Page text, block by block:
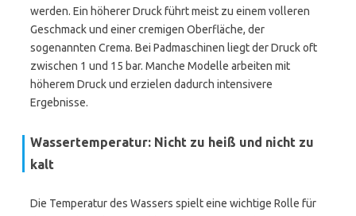
werden. Ein höherer Druck führt meist zu einem volleren
Geschmack und einer cremigen Oberfläche, der
sogenannten Crema. Bei Padmaschinen liegt der Druck oft
zwischen 1 und 15 bar. Manche Modelle arbeiten mit
höherem Druck und erzielen dadurch intensivere
Ergebnisse.
Wassertemperatur: Nicht zu heiß und nicht zu
kalt
Die Temperatur des Wassers spielt eine wichtige Rolle für